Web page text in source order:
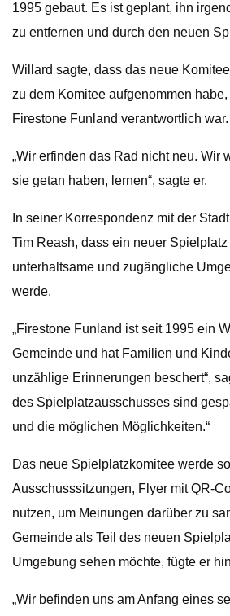
1995 gebaut. Es ist geplant, ihn
zu entfernen und durch den neuen
Willard sagte, dass das neue
zu dem Komitee aufgenommen
Firestone Funland verantwortlich war.
„Wir erfinden das Rad nicht neu. Wir
sie getan haben, lernen“, sagte er.
In seiner Korrespondenz mit der
Tim Reash, dass ein neuer
unterhaltsame und zugängliche
werde.
„Firestone Funland ist seit 1995 ein
Gemeinde und hat Familien und
unzählige Erinnerungen beschert“,
des Spielplatzausschusses sind
und die möglichen Möglichkeiten.“
Das neue Spielplatzkomitee werde
Ausschusssitzungen, Flyer mit QR-
nutzen, um Meinungen darüber zu
Gemeinde als Teil des neuen
Umgebung sehen möchte, fügte er
„Wir befinden uns am Anfang eines